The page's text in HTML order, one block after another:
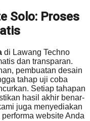
Solo: Proses
di Lawang Techno
dan transparan.
pembuatan desain
tahap uji coba
Setiap tahapan
hasil akhir benar-
juga menyediakan
website Anda